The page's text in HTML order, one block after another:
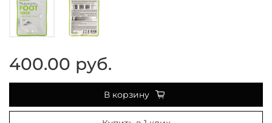
400.00 руб.
В корзину